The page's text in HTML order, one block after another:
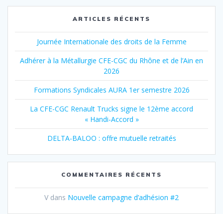
ARTICLES RÉCENTS
Journée Internationale des droits de la Femme
Adhérer à la Métallurgie CFE-CGC du Rhône et de l’Ain en
2026
Formations Syndicales AURA 1er semestre 2026
La CFE-CGC Renault Trucks signe le 12ème accord
« Handi-Accord »
DELTA-BALOO : offre mutuelle retraités
COMMENTAIRES RÉCENTS
V dans Nouvelle campagne d’adhésion #2